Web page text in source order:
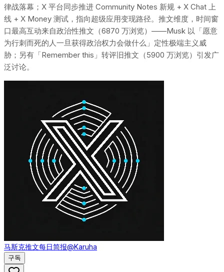
律战落幕；X 平台同步推进 Community Notes 新规 + X Chat 上
线 + X Money 测试，指向超级应用变现路径。推文维度，时间窗
口最高互动来自政治性推文（6870 万浏览）——Musk 以「愿意
为行刺而死的人一旦获得政治权力会做什么」定性极端主义威
胁；另有「Remember this」转评旧推文（5900 万浏览）引发广
泛讨论。
马斯克推文每日简报@Karuha
구독